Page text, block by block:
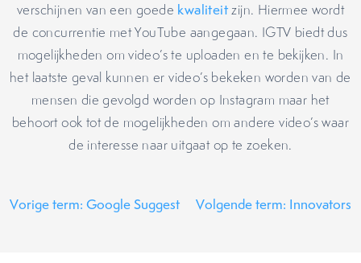
verschijnen van een goede kwaliteitzijn. Hiermee wordt
de concurrentie met YouTube aangegaan. IGTV biedt dus
mogelijkheden om video’s te uploaden en te bekijken. In
het laatste geval kunnen er video’s bekeken worden van de
mensen die gevolgd worden op Instagram maar het
behoort ook tot de mogelijkheden om andere video’s waar
de interesse naar uitgaat op te zoeken.
Vorige term: Google Suggest Volgende term: Innovators